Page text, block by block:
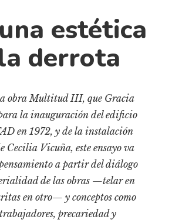
la literatura chilena
libros
estética
derrota
obra Multitud III, que Gracia
la inauguración del edificio
en 1972, y de la instalación
Cecilia Vicuña, este ensayo va
a partir del diálogo
de las obras —telar en
en otro— y conceptos como
precariedad y